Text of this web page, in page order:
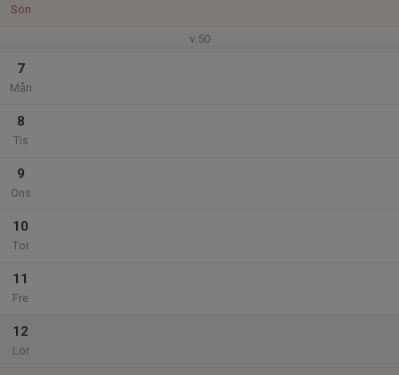
Sön
v.50
7
Mån
8
Tis
9
Ons
10
Tor
11
Fre
12
Lör